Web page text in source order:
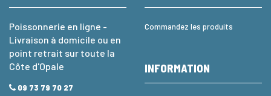
Poissonnerie en ligne -
Livraison à domicile ou en
point retrait sur toute la
Côte d'Opale
09 73 79 70 27
Commandez les produits
INFORMATION